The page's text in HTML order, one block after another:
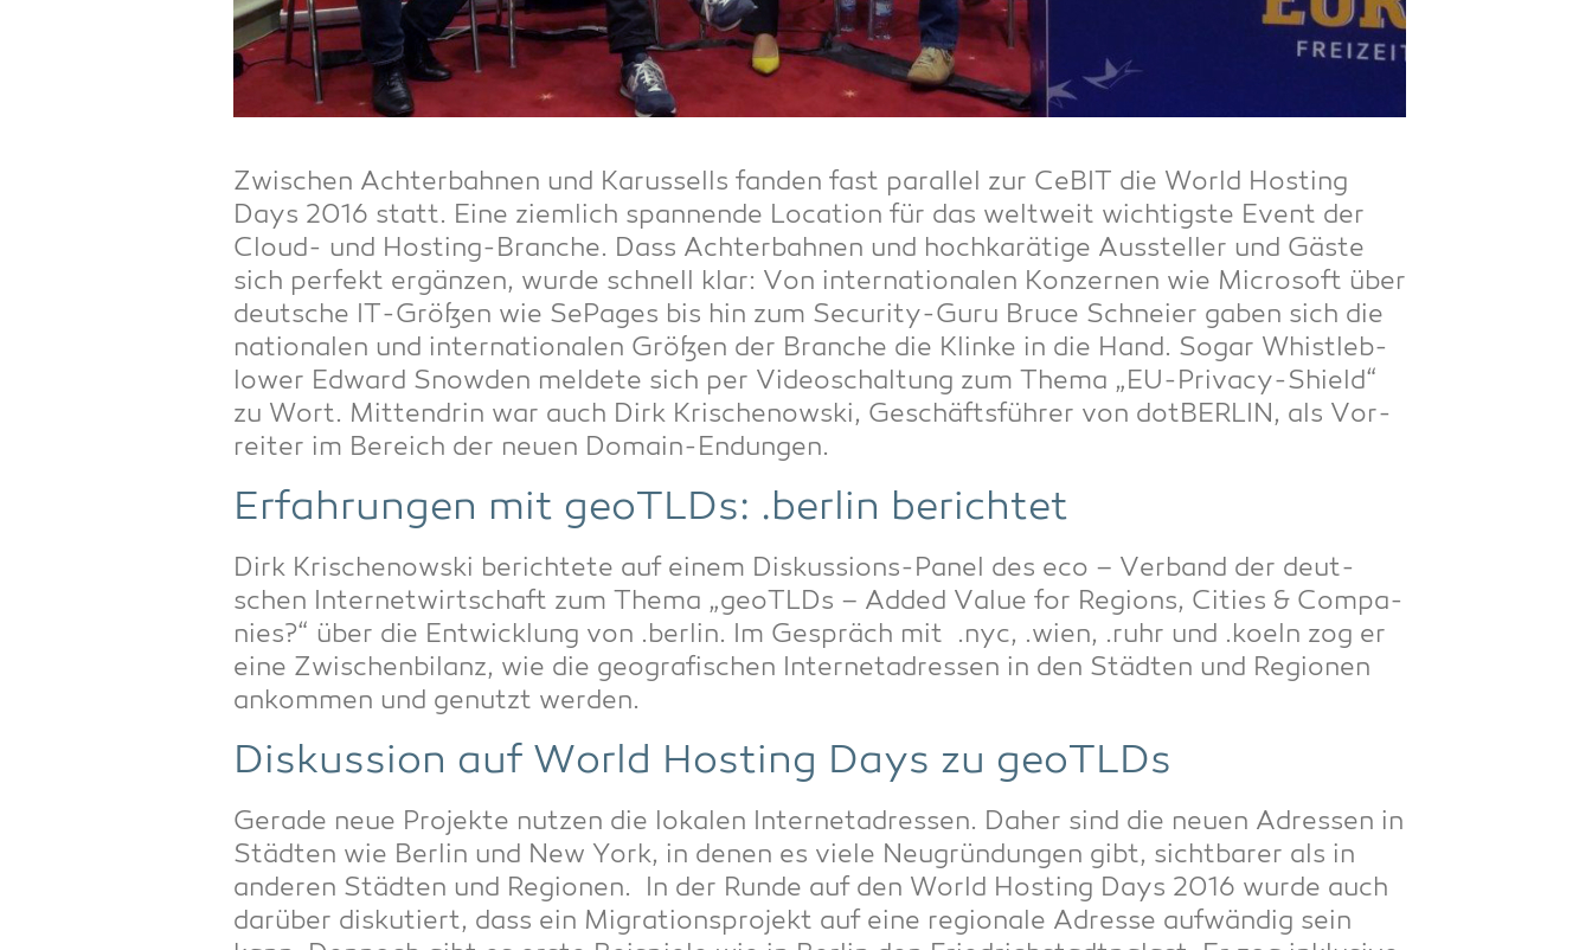
Zwi­schen Ach­ter­bah­nen und Karus­sells fan­den fast par­al­lel zur CeBIT die World Hos­ting
Days 2016 statt. Eine ziem­lich span­nen­de Loca­ti­on für das welt­weit wich­tigs­te Event der
Cloud- und Hos­ting-Bran­che. Dass Ach­ter­bah­nen und hoch­ka­rä­ti­ge Aus­stel­ler und Gäs­te
sich per­fekt ergän­zen, wur­de schnell klar: Von inter­na­tio­na­len Kon­zer­nen wie Micro­soft über
deut­sche IT-Grö­ßen wie SePages bis hin zum Secu­ri­ty-Guru Bruce Schnei­er gaben sich die
natio­na­len und inter­na­tio­na­len Grö­ßen der Bran­che die Klin­ke in die Hand. Sogar Whist­le­b­
lower Edward Snow­den mel­de­te sich per Video­schal­tung zum The­ma „EU-Pri­va­cy-Shield“
zu Wort. Mit­ten­drin war auch Dirk Kri­schenow­ski, Geschäfts­füh­rer von dot­BER­LIN, als Vor­
rei­ter im Bereich der neu­en Domain-Endungen.
Erfah­run­gen mit geoTLDs: .ber­lin berichtet
Dirk Kri­schenow­ski berich­te­te auf einem Dis­kus­si­ons-Panel des eco – Ver­band der deut­
schen Inter­net­wirt­schaft zum The­ma „geoTLDs – Added Value for Regi­ons, Cities & Com­pa­
nies?“ über die Ent­wick­lung von .ber­lin. Im Gespräch mit .nyc, .wien, .ruhr und .koeln zog er
eine Zwi­schen­bi­lanz, wie die geo­gra­fi­schen Inter­net­adres­sen in den Städ­ten und Regio­nen
ankom­men und genutzt werden.
Dis­kus­si­on auf World Hos­ting Days zu geoTLDs
Gera­de neue Pro­jek­te nut­zen die loka­len Inter­net­adres­sen. Daher sind die neu­en Adres­sen in
Städ­ten wie Ber­lin und New York, in denen es vie­le Neu­grün­dun­gen gibt, sicht­ba­rer als in
ande­ren Städ­ten und Regio­nen. In der Run­de auf den World Hos­ting Days 2016 wur­de auch
dar­über dis­ku­tiert, dass ein Migra­ti­ons­pro­jekt auf eine regio­na­le Adres­se auf­wän­dig sein